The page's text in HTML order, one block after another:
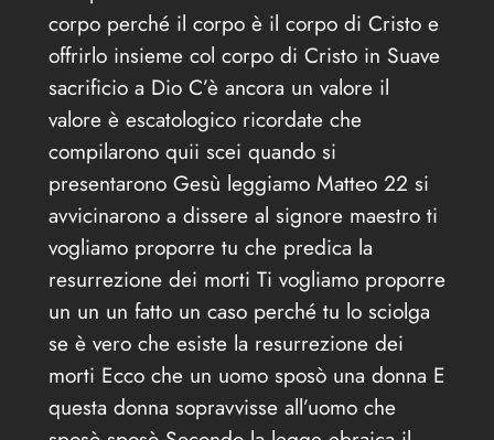
corpo perché il corpo è il corpo di Cristo e
offrirlo insieme col corpo di Cristo in Suave
sacrificio a Dio C’è ancora un valore il
valore è escatologico ricordate che
compilarono quii scei quando si
presentarono Gesù leggiamo Matteo 22 si
avvicinarono a dissere al signore maestro ti
vogliamo proporre tu che predica la
resurrezione dei morti Ti vogliamo proporre
un un un fatto un caso perché tu lo sciolga
se è vero che esiste la resurrezione dei
morti Ecco che un uomo sposò una donna E
questa donna sopravvisse all’uomo che